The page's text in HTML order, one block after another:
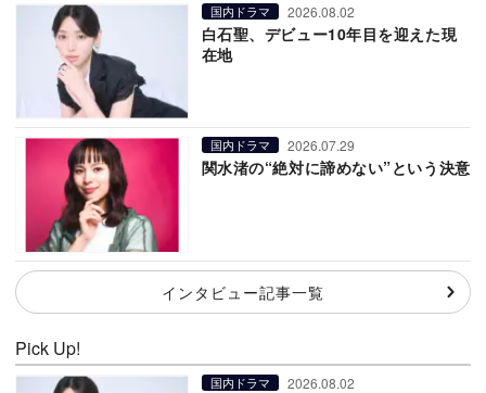
国内ドラマ 2026.08.02
白石聖、デビュー10年目を迎えた現
在地
国内ドラマ 2026.07.29
関水渚の“絶対に諦めない”という決意
インタビュー記事一覧
Pick Up!
国内ドラマ 2026.08.02